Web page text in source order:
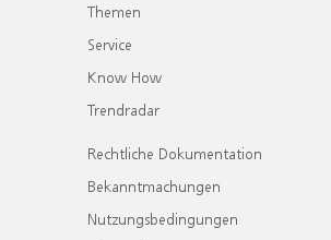
Themen
Service
Know How
Trendradar
Rechtliche Dokumentation
Bekanntmachungen
Nutzungsbedingungen